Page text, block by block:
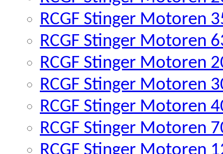
RCGF Stinger Motoren
RCGF Stinger Motoren
RCGF Stinger Motoren
RCGF Stinger Motoren
RCGF Stinger Motoren
RCGF Stinger Motoren